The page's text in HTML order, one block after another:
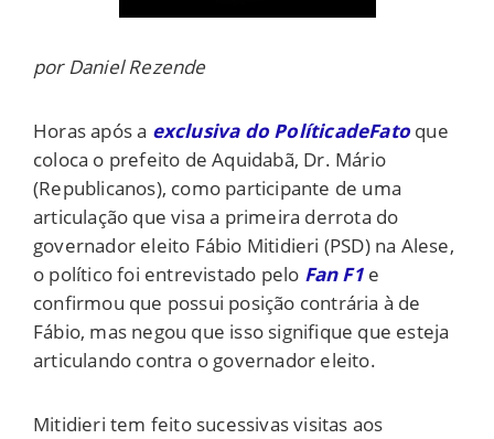
por Daniel Rezende
Horas após a exclusiva do PolíticadeFato que
coloca o prefeito de Aquidabã, Dr. Mário
(Republicanos), como participante de uma
articulação que visa a primeira derrota do
governador eleito Fábio Mitidieri (PSD) na Alese,
o político foi entrevistado pelo Fan F1e
confirmou que possui posição contrária à de
Fábio, mas negou que isso signifique que esteja
articulando contra o governador eleito.
Mitidieri tem feito sucessivas visitas aos